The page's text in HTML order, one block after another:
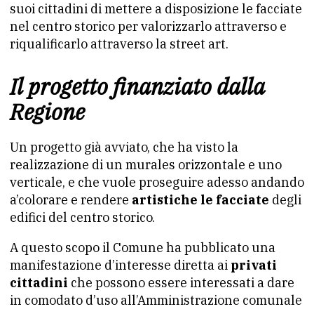
suoi cittadini di mettere a disposizione le facciate
nel centro storico per valorizzarlo attraverso e
riqualificarlo attraverso la street art.
Il progetto finanziato dalla
Regione
Un progetto già avviato, che ha visto la
realizzazione di un murales orizzontale e uno
verticale, e che vuole proseguire adesso andando
a’colorare e rendere artistiche le facciate degli
edifici del centro storico.
A questo scopo il Comune ha pubblicato una
manifestazione d’interesse diretta ai privati
cittadini che possono essere interessati a dare
in comodato d’uso all’Amministrazione comunale